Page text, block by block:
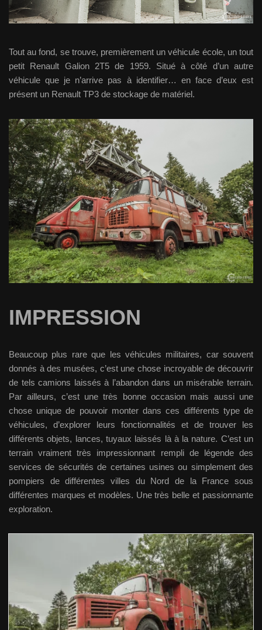
Tout au fond, se trouve, premièrement un véhicule école, un tout
petit Renault Galion 2T5 de 1959. Situé à côté d’un autre
véhicule que je n’arrive pas à identifier… en face d’eux est
présent un Renault TP3 de stockage de matériel.
IMPRESSION
Beaucoup plus rare que les véhicules militaires, car souvent
donnés à des musées, c’est une chose incroyable de découvrir
de tels camions laissés à l’abandon dans un misérable terrain.
Par ailleurs, c’est une très bonne occasion mais aussi une
chose unique de pouvoir monter dans ces différents type de
véhicules, d’explorer leurs fonctionnalités et de trouver les
différents objets, lances, tuyaux laissés là à la nature. C’est un
terrain vraiment très impressionnant rempli de légende des
services de sécurités de certaines usines ou simplement des
pompiers de différentes villes du Nord de la France sous
différentes marques et modèles. Une très belle et passionnante
exploration.